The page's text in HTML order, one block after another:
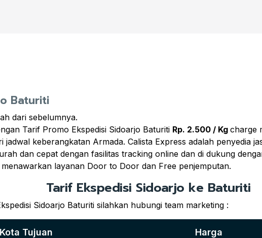
Baturiti
dari sebelumnya.
Tarif Promo Ekspedisi Sidoarjo Baturiti Rp. 2.500 / Kg charge
jadwal keberangkatan Armada. Calista Express adalah penyedia
dan cepat dengan fasilitas tracking online dan di dukung
layanan Door to Door dan Free penjemputan.
Tarif Ekspedisi Sidoarjo ke Baturiti
Sidoarjo Baturiti silahkan hubungi team marketing :
Kota Tujuan Harga